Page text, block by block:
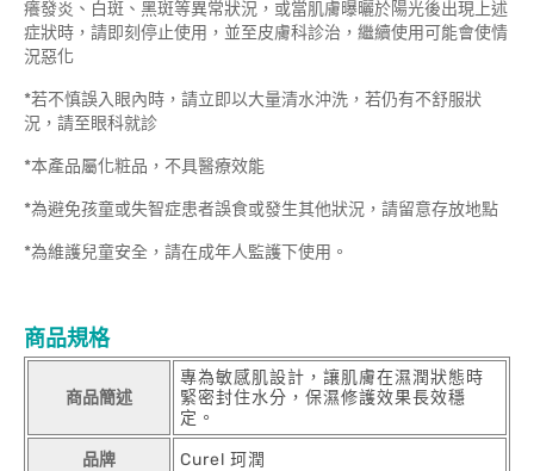
癢發炎、白斑、黑斑等異常狀況，或當肌膚曝曬於陽光後出現上述
症狀時，請即刻停止使用，並至皮膚科診治，繼續使用可能會使情
況惡化
*若不慎誤入眼內時，請立即以大量清水沖洗，若仍有不舒服狀
況，請至眼科就診
*本產品屬化粧品，不具醫療效能
*為避免孩童或失智症患者誤食或發生其他狀況，請留意存放地點
*為維護兒童安全，請在成年人監護下使用。
商品規格
商品簡述
專為敏感肌設計，讓肌膚在濕潤狀態時
緊密封住水分，保濕修護效果長效穩
定。
品牌 Curel 珂潤